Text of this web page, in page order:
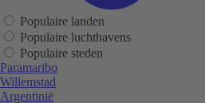
Populaire landen
Populaire luchthavens
Populaire steden
Paramaribo
Willemstad
Argentinië